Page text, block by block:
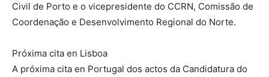
Civil de Porto e o vicepresidente do CCRN, Comissão de
Coordenação e Desenvolvimento Regional do Norte.
Próxima cita en Lisboa
A próxima cita en Portugal dos actos da Candidatura do